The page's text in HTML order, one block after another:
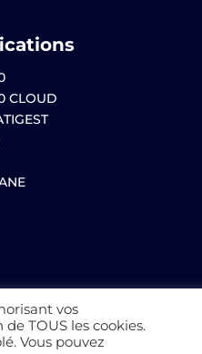
CLOUD
vos
TOUS les cookies.
Vous pouvez